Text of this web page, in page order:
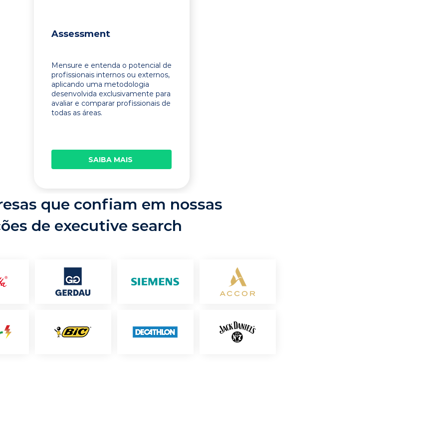
Assessment
Mensure e entenda o potencial de
profissionais internos ou externos,
aplicando uma metodologia
desenvolvida exclusivamente para
avaliar e comparar profissionais de
todas as áreas.
SAIBA MAIS
que confiam em nossas
de executive search